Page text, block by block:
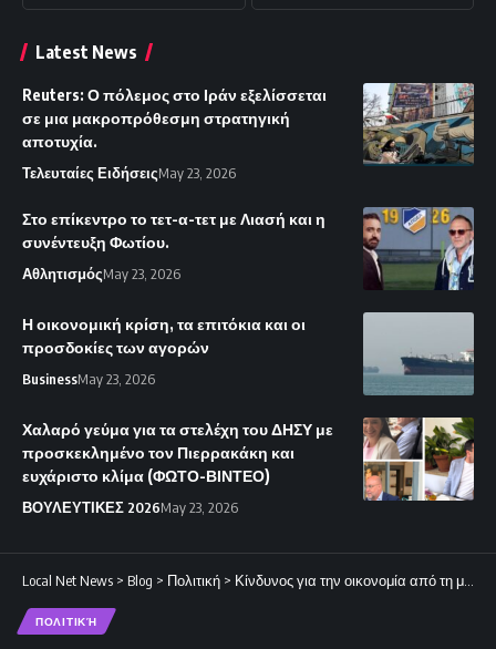
Latest News
Reuters: Ο πόλεμος στο Ιράν εξελίσσεται
σε μια μακροπρόθεσμη στρατηγική
αποτυχία.
Τελευταίες ΕιδήσειςMay 23, 2026
Στο επίκεντρο το τετ-α-τετ με Λιασή και η
συνέντευξη Φωτίου.
ΑθλητισμόςMay 23, 2026
Η οικονομική κρίση, τα επιτόκια και οι
προσδοκίες των αγορών
BusinessMay 23, 2026
Χαλαρό γεύμα για τα στελέχη του ΔΗΣΥ με
προσκεκλημένο τον Πιερρακάκη και
ευχάριστο κλίμα (ΦΩΤΟ-ΒΙΝΤΕΟ)
ΒΟΥΛΕΥΤΙΚΕΣ 2026May 23, 2026
Local Net News > Blog > Πολιτική > Κίνδυνος για την οικονομία από τη μη τήρηση των μέτρων κατά του αφθώδους πυρετού.
ΠΟΛΙΤΙΚΉ